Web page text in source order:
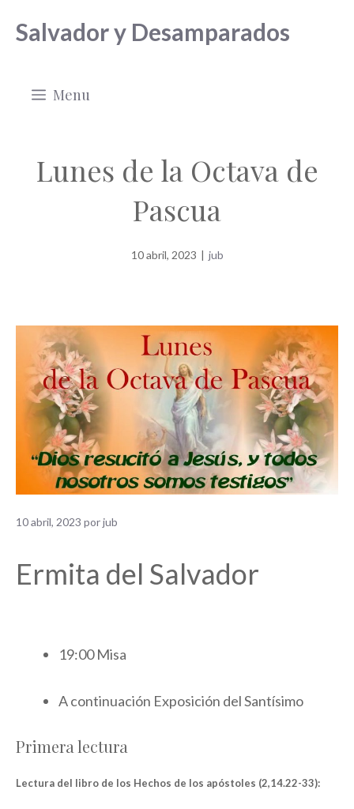
Salvador y Desamparados
Menu
Lunes de la Octava de
Pascua
10 abril, 2023 | jub
10 abril, 2023 porjub
Ermita del Salvador
19:00 Misa
A continuación Exposición del Santísimo
Primera lectura
Lectura del libro de los Hechos de los apóstoles (2,14.22-33):